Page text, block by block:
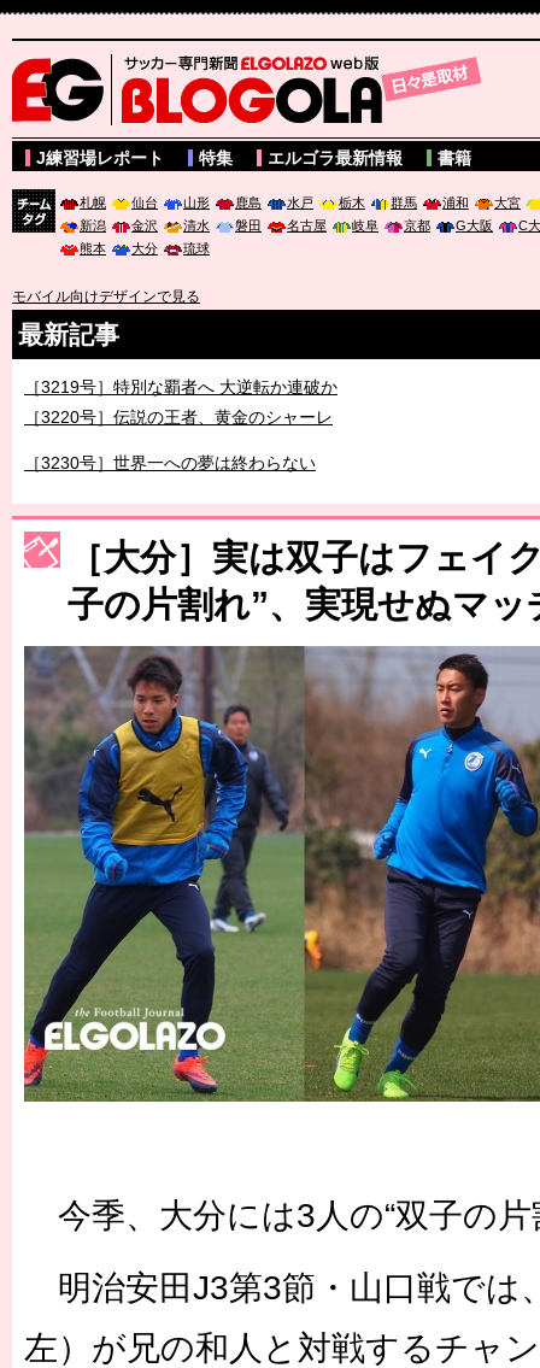
サッカー専門新聞ELGOLAZO web版 BLOGOLA
J練習場レポート 特集 エルゴラ最新情報 書籍
札幌 仙台 山形 鹿島 水戸 栃木 群馬 浦和
大宮
新潟
金沢 清水 磐田 名古屋 岐阜 京都 G大阪
C
熊本
大分 琉球
モバイル向けデザインで見る
最新記事
［3219号］特別な覇者へ 大逆転か連破か
［3223号］一丸。日本出陣
［3222号］史上最大のW杯開幕 注目は「個」
［大分］実は双子はフェイ
子の片割れ”、実現せぬマッ
今季、大分には3人の“双子の片
明治安田J3第3節・山口戦では
左）が兄の和人と対戦するチャ